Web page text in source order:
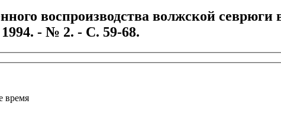
воспроизводства волжской
- № 2. - С. 59-68.
время